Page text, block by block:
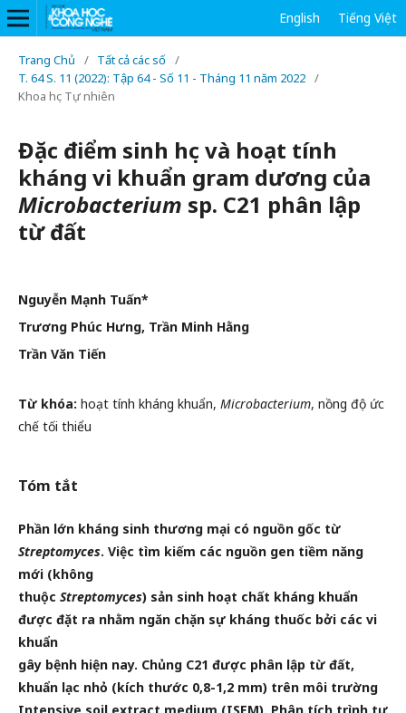
Tiếng Việt
English
Trang Chủ / Tất cả các số /
T. 64 S. 11 (2022): Tập 64 - Số 11 - Tháng 11 năm 2022 /
Khoa học Tự nhiên
Đặc điểm sinh học và hoạt tính
kháng vi khuẩn gram dương của
Microbacterium sp. C21 phân lập
từ đất
Nguyễn Mạnh Tuấn*
Trương Phúc Hưng, Trần Minh Hằng
Trần Văn Tiến
Từ khóa: hoạt tính kháng khuẩn, Microbacterium, nồng độ ức
chế tối thiểu
Tóm tắt
Phần lớn kháng sinh thương mại có nguồn gốc từ
Streptomyces. Việc tìm kiếm các nguồn gen tiềm năng
mới (không
thuộc Streptomyces) sản sinh hoạt chất kháng khuẩn
được đặt ra nhằm ngăn chặn sự kháng thuốc bởi các vi
khuẩn
gây bệnh hiện nay. Chủng C21 được phân lập từ đất,
khuẩn lạc nhỏ (kích thước 0,8-1,2 mm) trên môi trường